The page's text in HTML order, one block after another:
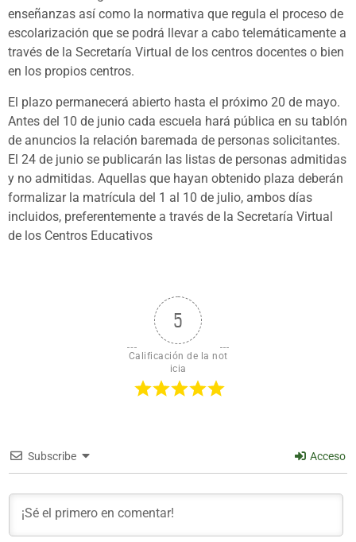
enseñanzas así como la normativa que regula el proceso de
escolarización que se podrá llevar a cabo telemáticamente a
través de la Secretaría Virtual de los centros docentes o bien
en los propios centros.
El plazo permanecerá abierto hasta el próximo 20 de mayo.
Antes del 10 de junio cada escuela hará pública en su tablón
de anuncios la relación baremada de personas solicitantes.
El 24 de junio se publicarán las listas de personas admitidas
y no admitidas. Aquellas que hayan obtenido plaza deberán
formalizar la matrícula del 1 al 10 de julio, ambos días
incluidos, preferentemente a través de la Secretaría Virtual
de los Centros Educativos
5
Calificación de la not
icia
Subscribe Acceso